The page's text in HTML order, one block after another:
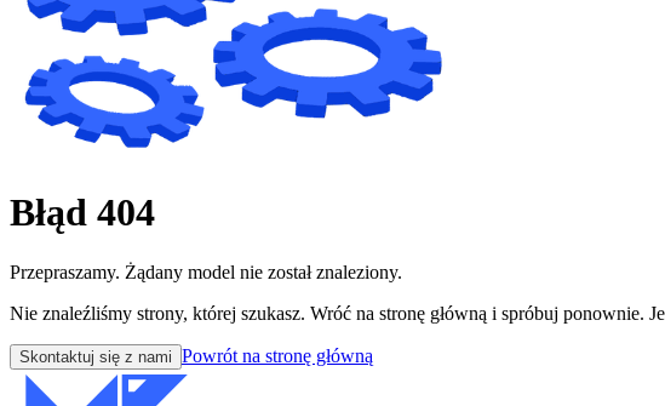
Błąd 404
Przepraszamy. Żądany model nie został znaleziony.
Nie znaleźliśmy strony, której szukasz. Wróć na stronę główną i spróbuj ponownie.
Skontaktuj się z nami Powrót na stronę główną